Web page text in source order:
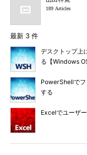
189 Articles
最新 3 件
デスクトップ上
る【Windows
PowerShellでフ
する
Excelでユーザ